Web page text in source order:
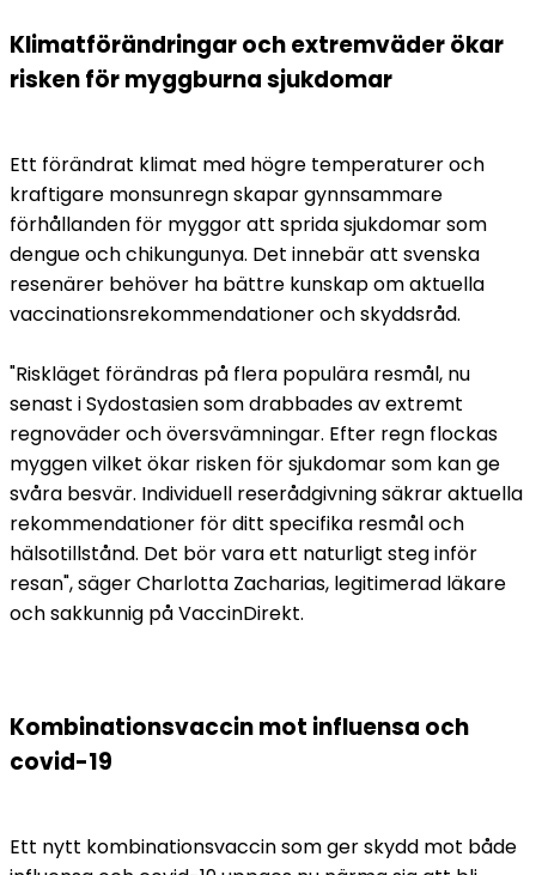
Klimatförändringar och extremväder ökar
risken för myggburna sjukdomar
Ett förändrat klimat med högre temperaturer och
kraftigare monsunregn skapar gynnsammare
förhållanden för myggor att sprida sjukdomar som
dengue och chikungunya. Det innebär att svenska
resenärer behöver ha bättre kunskap om aktuella
vaccinationsrekommendationer och skyddsråd.
"Riskläget förändras på flera populära resmål, nu
senast i Sydostasien som drabbades av extremt
regnoväder och översvämningar. Efter regn flockas
myggen vilket ökar risken för sjukdomar som kan ge
svåra besvär. Individuell reserådgivning säkrar aktuella
rekommendationer för ditt specifika resmål och
hälsotillstånd. Det bör vara ett naturligt steg inför
resan", säger Charlotta Zacharias, legitimerad läkare
och sakkunnig på VaccinDirekt.
Kombinationsvaccin mot influensa och
covid-19
Ett nytt kombinationsvaccin som ger skydd mot både